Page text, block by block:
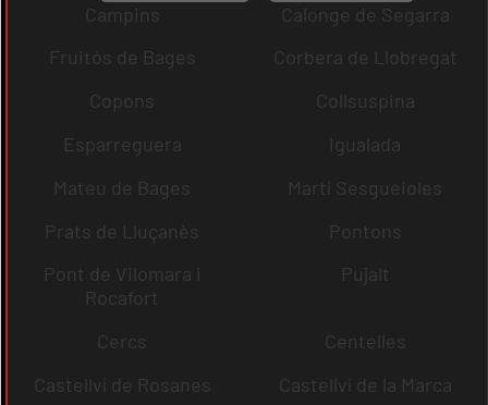
Campins
Calonge de Segarra
Fruitós de Bages
Corbera de Llobregat
Copons
Collsuspina
Esparreguera
Igualada
Mateu de Bages
Martí Sesgueioles
Prats de Lluçanès
Pontons
Pont de Vilomara i
Rocafort
Pujalt
Cercs
Centelles
Castellví de Rosanes
Castellví de la Marca